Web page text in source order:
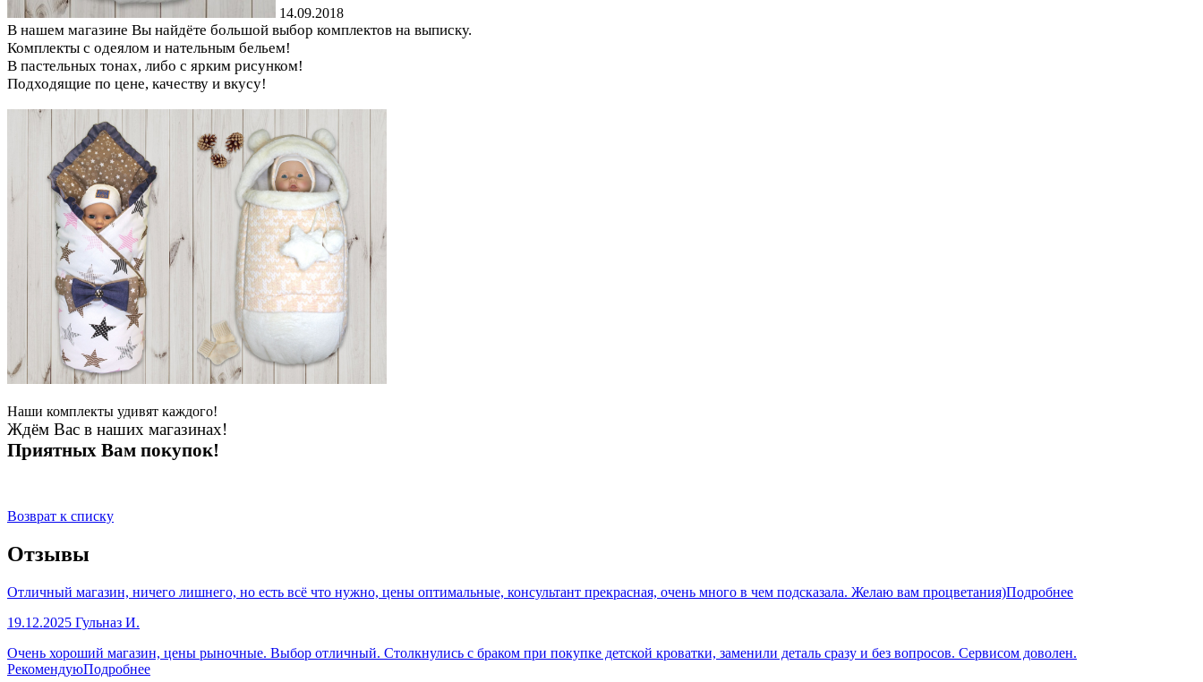
14.09.2018
В нашем магазине Вы найдёте большой выбор комплектов на выписку.
Комплекты с одеялом и нательным бельем!
В пастельных тонах, либо с ярким рисунком!
Подходящие по цене, качеству и вкусу!
Наши комплекты удивят каждого!
Ждём Вас в наших магазинах!
Приятных Вам покупок!
Возврат к списку
Отзывы
Отличный магазин, ничего лишнего, но есть всё что нужно, цены оптимальные, консультант прекрасная, очень много в чем подсказала. Желаю вам процветания)Подробнее
19.12.2025 Гульназ И.
Очень хороший магазин, цены рыночные. Выбор отличный. Столкнулись с браком при покупке детской кроватки, заменили деталь сразу и без вопросов. Сервисом доволен.
РекомендуюПодробнее